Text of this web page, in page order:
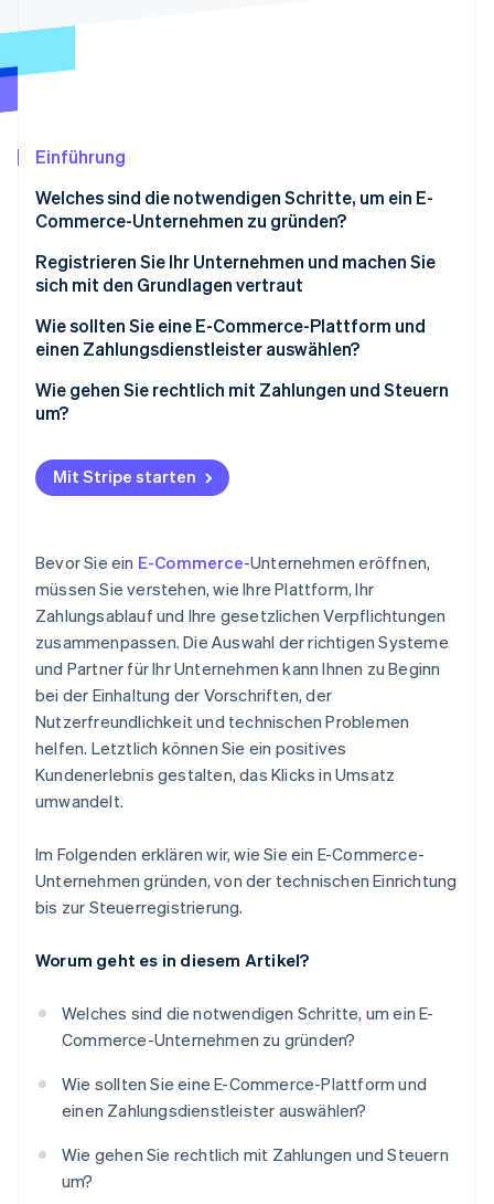
Identity
Online-Identitätsprüfung
Stripe-Sessions 2026
Erfahren Sie, wie Stripe Lösungen für die
Jetzt ansehen
Einführung
Welches sind die notwendigen Schritte, um ein E-
Commerce-Unternehmen zu gründen?
Finden Sie ein Produkt, das die Leute wirklich wollen
Definieren Sie Ihren Markt und erstellen Sie einen
schlanken Geschäftsplan
Registrieren Sie Ihr Unternehmen und machen Sie
sich mit den Grundlagen vertraut
Wählen Sie eine E-Commerce-Plattform und
beginnen Sie mit dem Aufbau
Zahlungen und Versand einrichten
Starten und anpassen
Wie sollten Sie eine E-Commerce-Plattform und
einen Zahlungsdienstleister auswählen?
Auswahl einer E-Commerce-Plattform
Zahlungsmethoden
Betrugsprävention und Sicherheit
Gebühren und Transparenz
Integration und Entwicklersupport
Kundenerlebnis
Geschwindigkeit und Flexibilität der Auszahlung
Wie gehen Sie rechtlich mit Zahlungen und Steuern
um?
Know Your Customer (KYC) und Verifizierung
Eingeschränkte Produkte und Produkte mit hohem
Gesetze zum Schutz von Kundendaten und
Datenschutz
Sales Tax in den USA
Umsatzsteuer (VAT) und Waren- und
Dienstleistungssteuer (GST)
Mit Stripe starten
Bevor Sie ein E-Commerce-Unternehmen eröffnen,
müssen Sie verstehen, wie Ihre Plattform, Ihr
Zahlungsablauf und Ihre gesetzlichen Verpflichtungen
zusammenpassen. Die Auswahl der richtigen Systeme
und Partner für Ihr Unternehmen kann Ihnen zu Beginn
bei der Einhaltung der Vorschriften, der
Nutzerfreundlichkeit und technischen Problemen
helfen. Letztlich können Sie ein positives
Kundenerlebnis gestalten, das Klicks in Umsatz
umwandelt.
Im Folgenden erklären wir, wie Sie ein E-Commerce-
Unternehmen gründen, von der technischen Einrichtung
bis zur Steuerregistrierung.
Worum geht es in diesem Artikel?
Welches sind die notwendigen Schritte, um ein E-
Commerce-Unternehmen zu gründen?
Wie sollten Sie eine E-Commerce-Plattform und
einen Zahlungsdienstleister auswählen?
Wie gehen Sie rechtlich mit Zahlungen und Steuern
um?